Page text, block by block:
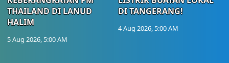
THAILAND DI LANUD
HALIM
5 Aug 2026, 5:00 AM
DI TANGERANG!
4 Aug 2026, 5:00 AM